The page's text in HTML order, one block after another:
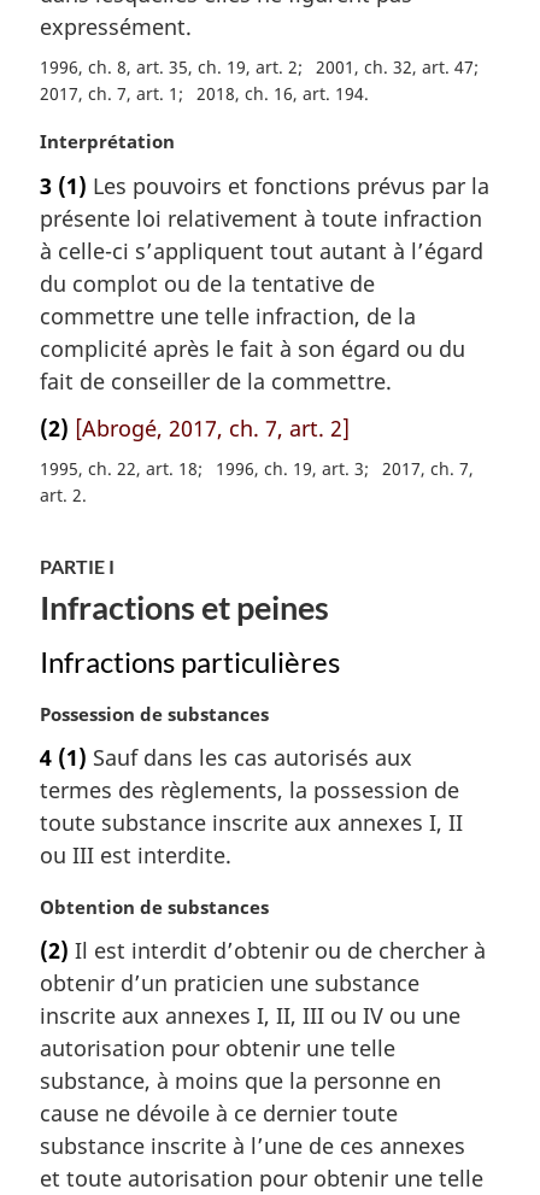
i
n
a
e
expressément.
1996, ch. 8, art. 35, ch. 19, art. 2
2001, ch. 32, art. 47
2017, ch. 7, art. 1
2018, ch. 16, art. 194
N
t
e
m
a
g
i
n
l
e
:
Interprétation
3 (1) Les pouvoirs et fonctions prévus par la
présente loi relativement à toute infraction
à celle-ci s’appliquent tout autant à l’égard
du complot ou de la tentative de
commettre une telle infraction, de la
complicité après le fait à son égard ou du
fait de conseiller de la commettre.
(2) [Abrogé, 2017, ch. 7, art. 2]
1995, ch. 22, art. 18 1996, ch. 19, art. 3
2017, ch. 7,
art. 2
PARTIE I
Infractions et peines
Infractions particulières
N
t
e
m
a
g
n
a
l
e
:
Possession de substances
4 (1) Sauf dans les cas autorisés aux
termes des règlements, la possession de
toute substance inscrite aux annexes I, II
ou III est interdite.
N
t
e
m
a
g
i
n
a
Obtention de substances
(2) Il est interdit d’obtenir ou de chercher à
obtenir d’un praticien une substance
inscrite aux annexes I, II, III ou IV ou une
autorisation pour obtenir une telle
substance, à moins que la personne en
cause ne dévoile à ce dernier toute
substance inscrite à l’une de ces annexes
et toute autorisation pour obtenir une telle